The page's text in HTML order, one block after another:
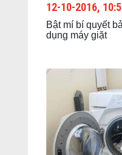
12-10-2016,
Bật mí bí quyết
dụng máy giặt